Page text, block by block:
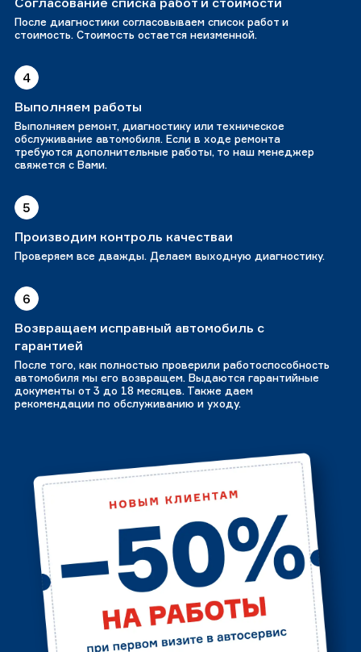
После диагностики согласовываем список работ и
стоимость. Стоимость остается неизменной.
4
Выполняем работы
Выполняем ремонт, диагностику или техническое
обслуживание автомобиля. Если в ходе ремонта
требуются дополнительные работы, то наш менеджер
свяжется с Вами.
5
Производим контроль качестваи
Проверяем все дважды. Делаем выходную диагностику.
6
Возвращаем исправный автомобиль с
гарантией
После того, как полностью проверили работоспособность
автомобиля мы его возвращем. Выдаются гарантийные
документы от 3 до 18 месяцев. Также даем
рекомендации по обслуживанию и уходу.